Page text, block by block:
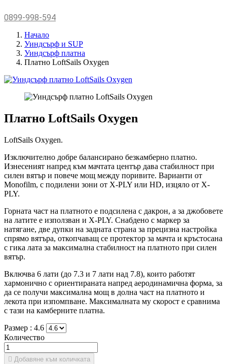
0899-998-594
Начало
Уиндсърф и SUP
Уиндсърф платна
Платно LoftSails Oxygen
Платно LoftSails Oxygen
LoftSails Oxygen.
Изключително добре балансирано безкамберно платно.
Изнесеният напред към мачтата център дава стабилност при
силен вятър и повече мощ между поривите. Варианти от
Monofilm, с подилени зони от X-PLY или HD, изцяло от X-
PLY.
Горната част на платното е подсилена с дакрон, а за джобовете
на латите е използван и X-PLY. Снабдено с маркер за
натягане, две дупки на задната страна за прецизна настройка
спрямо вятъра, откопчаващ се протектор за мачта и кръстосана
с гика лата за максимална стабилност на платното при силен
вятър.
Включва 6 лати (до 7.3 и 7 лати над 7.8), които работят
хармонично с ориентираната напред аеродинамична форма, за
да се получи максимална мощ в долна част на платното и
лекота при изпомпване. Максималната му скорост е сравнима
с тази на камберните платна.
Размер : 4.6
Количество
 Добавяне към количката